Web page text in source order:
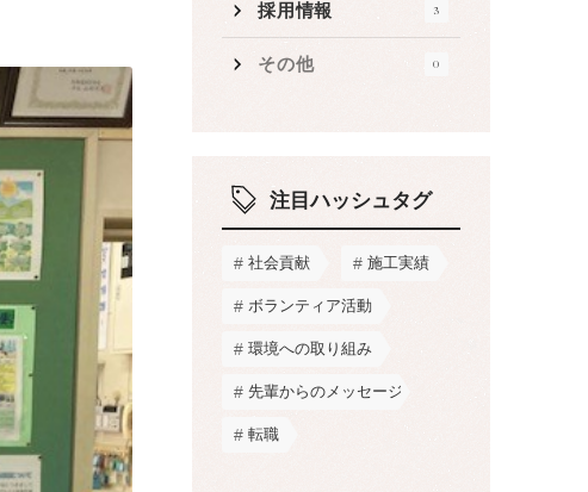
採用情報 3
その他 0
注目ハッシュタグ
社会貢献 施工実績
ボランティア活動
環境への取り組み
先輩からのメッセージ
転職